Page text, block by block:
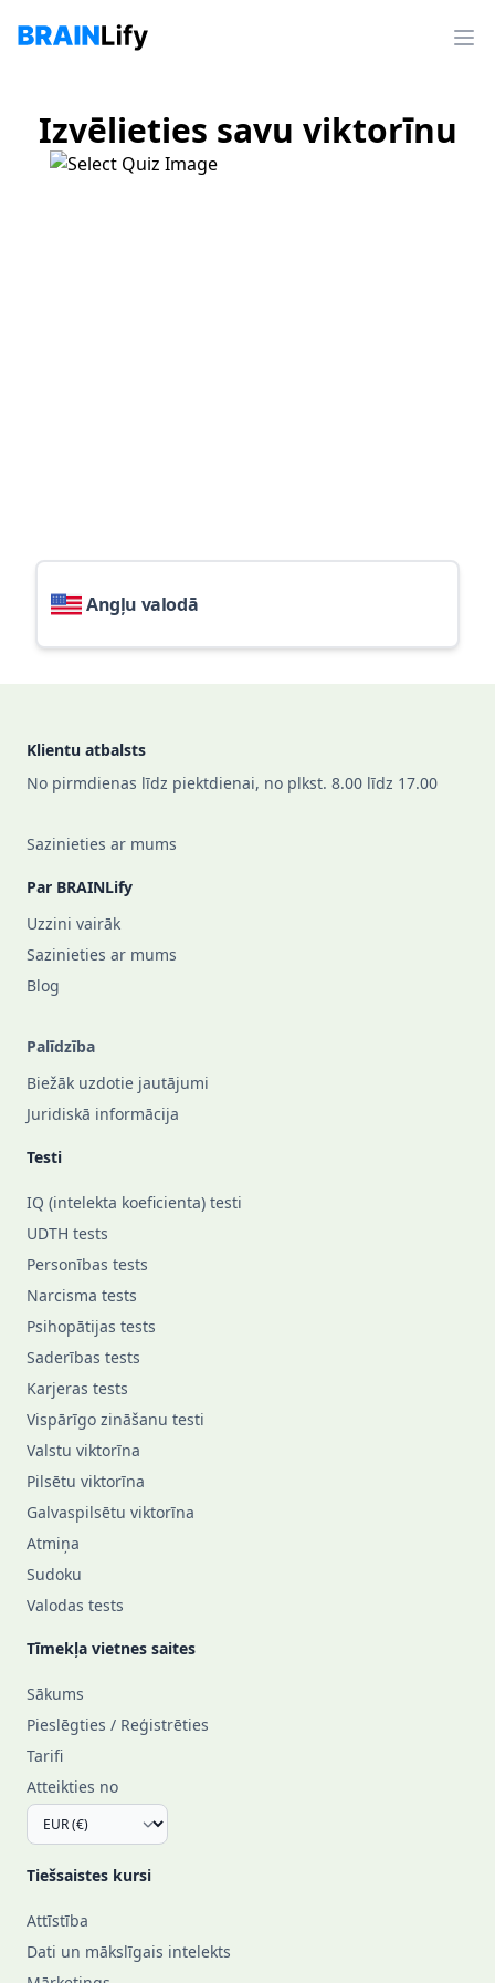
Izvēlieties savu viktorīnu
Angļu valodā
Klientu atbalsts
No pirmdienas līdz piektdienai, no plkst. 8.00 līdz 17.00
Sazinieties ar mums
Par BRAINLify
Uzzini vairāk
Sazinieties ar mums
Blog
Palīdzība
Biežāk uzdotie jautājumi
Juridiskā informācija
Testi
IQ (intelekta koeficienta) testi
UDTH tests
Personības tests
Narcisma tests
Psihopātijas tests
Saderības tests
Karjeras tests
Vispārīgo zināšanu testi
Valstu viktorīna
Pilsētu viktorīna
Galvaspilsētu viktorīna
Atmiņa
Sudoku
Valodas tests
Tīmekļa vietnes saites
Sākums
Pieslēgties / Reģistrēties
Tarifi
Atteikties no
Tiešsaistes kursi
Attīstība
Dati un mākslīgais intelekts